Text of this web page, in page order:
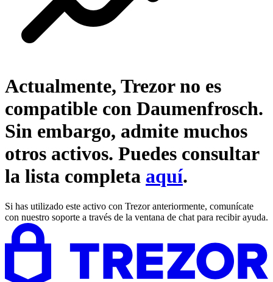
Actualmente, Trezor no es
compatible con Daumenfrosch.
Sin embargo, admite muchos
otros activos. Puedes consultar
la lista completa aquí.
Si has utilizado este activo con Trezor anteriormente, comunícate
con nuestro soporte a través de la ventana de chat para recibir ayuda.